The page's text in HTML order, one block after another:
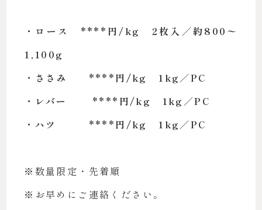
・ロース ****円/kg 2枚入／約800〜
1,100g
・ささみ ****円/kg 1kg／PC
・レバー ****円/kg 1kg／PC
・ハツ ****円/kg 1kg／PC
※数量限定・先着順
※お早めにご連絡ください。